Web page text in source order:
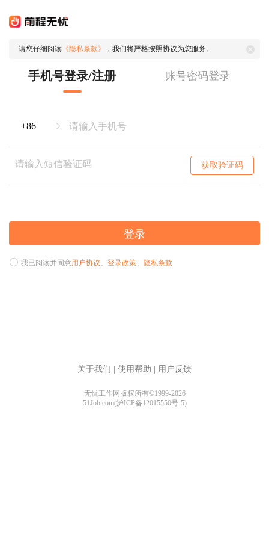
请您仔细阅读 《隐私条款》 ，我们将严格按照协议为您服务。
手机号登录/注册 账号密码登录
获取验证码
登录
我已阅读并同意用户协议、 登录政策、 隐私条款
关于我们 使用帮助 用户反馈
无忧工作网版权所有©1999-2026
51Job.com(沪ICP备12015550号-5)